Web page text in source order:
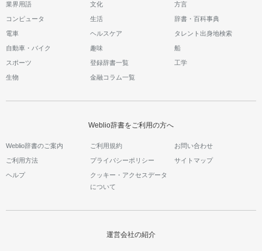
業界用語 文化 方言
コンピュータ 生活 辞書・百科事典
電車 ヘルスケア タレント出身地検索
自動車・バイク 趣味 船
スポーツ 登録辞書一覧 工学
生物 金融コラム一覧
Weblio辞書をご利用の方へ
Weblio辞書のご案内 ご利用規約 お問い合わせ
ご利用方法 プライバシーポリシー サイトマップ
ヘルプ
クッキー・アクセスデータ
について
運営会社の紹介